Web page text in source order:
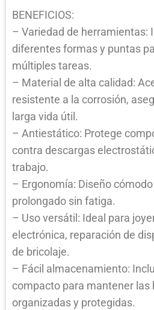
BENEFICIOS:
– Variedad de herramientas:
diferentes formas y puntas
múltiples tareas.
– Material de alta calidad:
resistente a la corrosión,
larga vida útil.
– Antiestático: Protege
contra descargas
trabajo.
– Ergonomía: Diseño
prolongado sin fatiga.
– Uso versátil: Ideal para
electrónica, reparación de
de bricolaje.
– Fácil almacenamiento:
compacto para mantener las
organizadas y protegidas.